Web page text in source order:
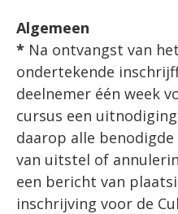
Algemeen
* Na ontvangst van
ondertekende
deelnemer één week
cursus een
daarop alle
van uitstel of
een bericht van
inschrijving voor de